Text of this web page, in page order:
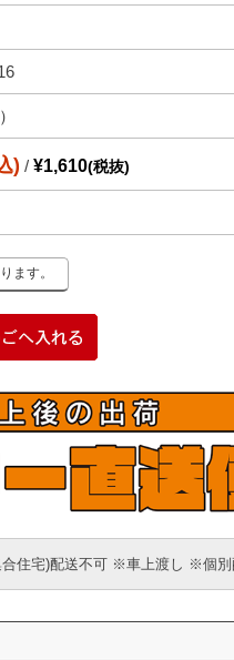
) / ¥1,610(税抜)
ます。
合住宅)配送不可 ※車上渡し ※個別